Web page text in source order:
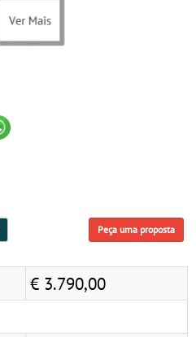
Peça uma proposta
€ 3.790,00